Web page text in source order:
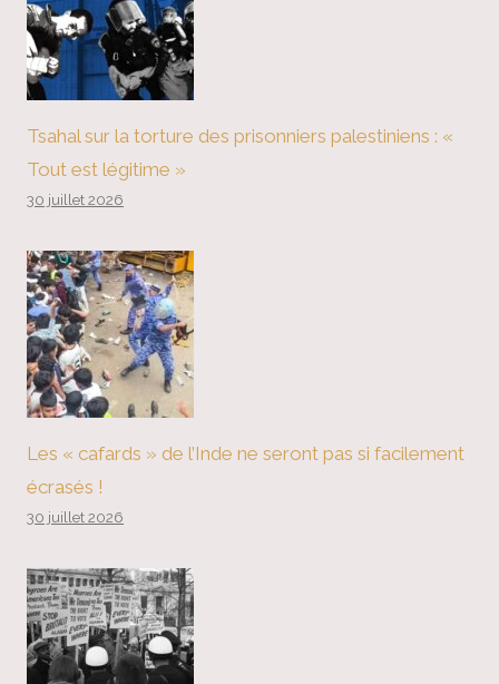
Tsahal sur la torture des prisonniers palestiniens : «
Tout est légitime »
30 juillet 2026
Les « cafards » de l’Inde ne seront pas si facilement
écrasés !
30 juillet 2026